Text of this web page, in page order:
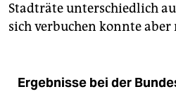
Stadträte unterschiedlich
sich verbuchen konnte
Ergebnisse bei der